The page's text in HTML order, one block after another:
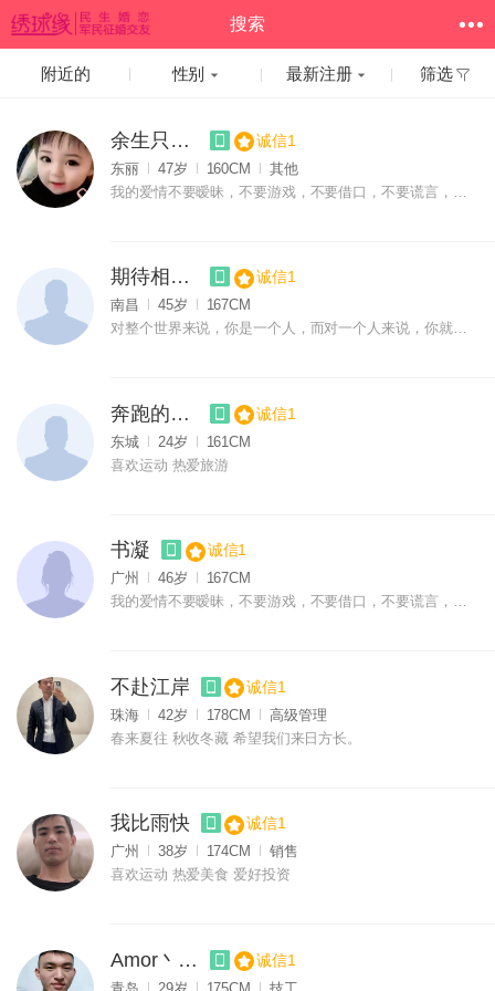
搜索
附近的 性别 最新注册 筛选
余生只爱你 诚信1
东丽 47岁 160CM
其他
期待相遇11 诚信1
南昌 45岁
167CM
对整个世界来说，你是一个人，而对一个人来说，你就是整个世界。
奔跑的五花肉 诚信1
东城 24岁
161CM
喜欢运动 热爱旅游
书凝 诚信1
广州 46岁
167CM
我的爱情不要暧昧，不要游戏，不要借口，不要谎言，不要灰色地带
不赴江岸 诚信1
珠海 42岁 178CM
高级管理
春来夏往 秋收冬藏 希望我们来日方长。
我比雨快 诚信1
广州 38岁 174CM
销售
喜欢运动 热爱美食 爱好投资
Amor丶一生 诚信1